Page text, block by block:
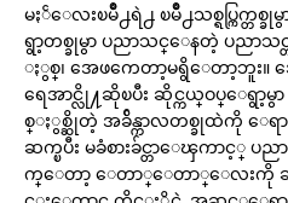
မႏၲေလးၿမိဳ႕ရဲ႕ ၿမိဳ႕သစ္ရပ္ကြက္တ
ရွာ့တစ္ခုမွာ ပညာသင္ေနတဲ့ ပညာသ
ႏွစ္၊ အေဖကေတာ့မရွိေတာ့ဘူး။
ရေအာင္လို႔ဆိုၿပီး ဆိုင္ကယ္ဝပ္ေရွာ့
စ္ႏွစ္ဆိုတဲ့ အခ်ိန္ကာလတစ္ခုထဲကို ေရာ
ဆက္ၿပီး မခံစားခ်င္တာေၾကာင့္ ပညာ
က္ေတာ့ ေတာ္ေတာ္ေလးကို ခရီး